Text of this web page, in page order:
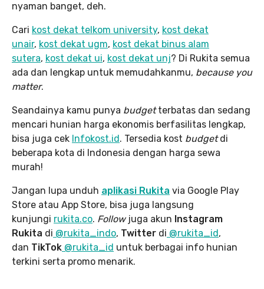
nyaman banget, deh.
Cari kost dekat telkom university, kost dekat
unair, kost dekat ugm, kost dekat binus alam
sutera, kost dekat ui, kost dekat unj? Di Rukita semua
ada dan lengkap untuk memudahkanmu, because you
matter.
Seandainya kamu punya budgetterbatas dan sedang
mencari hunian harga ekonomis berfasilitas lengkap,
bisa juga cek Infokost.id . Tersedia kost budgetdi
beberapa kota di Indonesia dengan harga sewa
murah!
Jangan lupa unduh aplikasi Rukita via Google Play
Store atau App Store, bisa juga langsung
kunjungi rukita.co. Follow juga akun Instagram
Rukita di @rukita_indo, Twitter di @rukita_id ,
dan TikTok @rukita_id untuk berbagai info hunian
terkini serta promo menarik.